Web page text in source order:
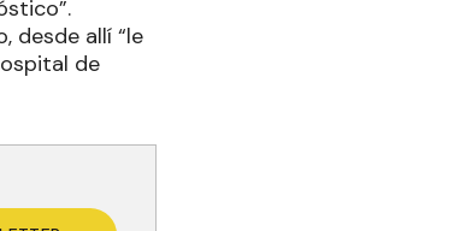
desde allí “le
de